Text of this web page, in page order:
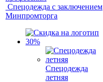
Спецодежда с заключением
Минпромторга
Спецодежда
летняя